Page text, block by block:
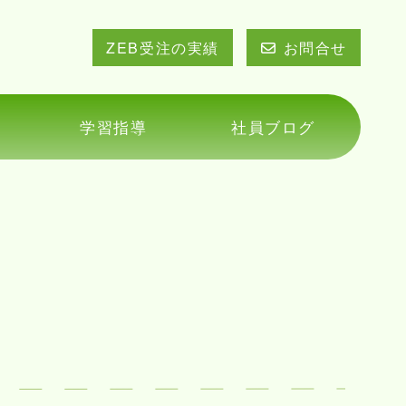
ZEB受注の実績 お問合せ
学習指導 社員ブログ